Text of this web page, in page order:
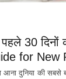
पहले 30
for New
आना दुनिया की